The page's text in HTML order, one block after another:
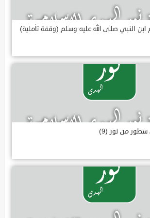
ابن النبي صلى الله عليه وسلم (وقفة تأملية)
سطور من نور (9)